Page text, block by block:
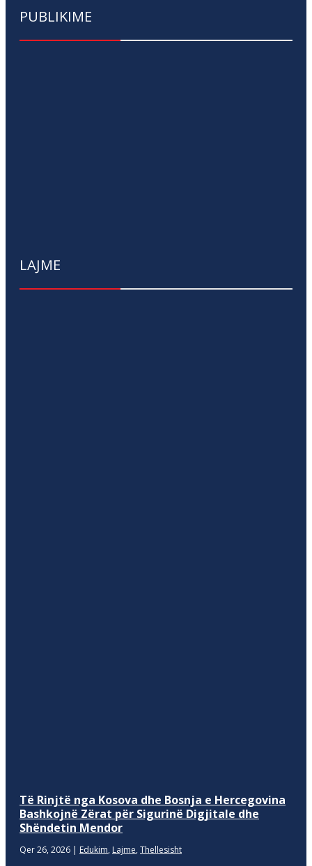
PUBLIKIME
LAJME
Të Rinjtë nga Kosova dhe Bosnja e Hercegovina
Bashkojnë Zërat për Sigurinë Digjitale dhe
Shëndetin Mendor
Qer 26, 2026 | Edukim, Lajme, Thellesisht